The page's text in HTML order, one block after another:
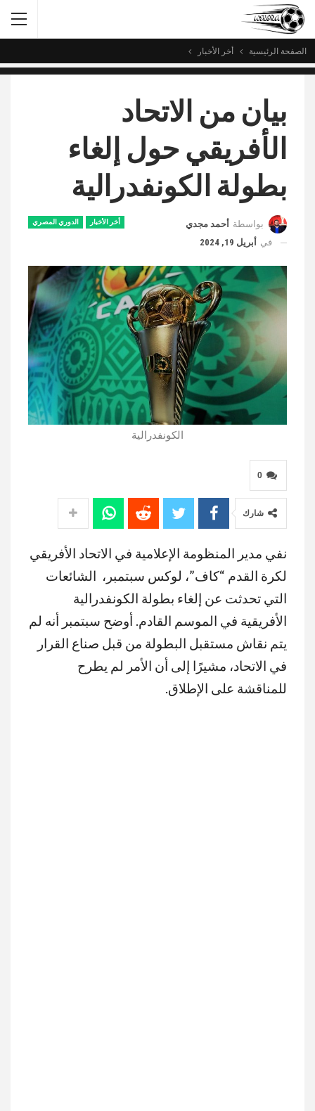
الصفحة الرئيسية أخر الأخبار
بيان من الاتحاد
الأفريقي حول إلغاء
بطولة الكونفدرالية
أخر الأخبار الدوري المصري بواسطة أحمد مجدي
في أبريل 19, 2024
الكونفدرالية
0
شارك
نفي مدير المنظومة الإعلامية في الاتحاد الأفريقي
لكرة القدم “كاف”، لوكس سبتمبر، الشائعات
التي تحدثت عن إلغاء بطولة الكونفدرالية
الأفريقية في الموسم القادم. أوضح سبتمبر أنه لم
يتم نقاش مستقبل البطولة من قبل صناع القرار
في الاتحاد، مشيرًا إلى أن الأمر لم يطرح
للمناقشة على الإطلاق.